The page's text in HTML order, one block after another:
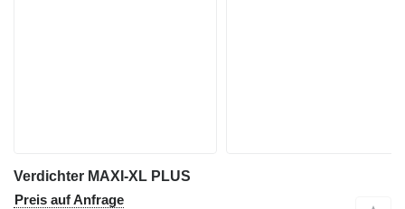
Verdichter MAXI-XL PLUS
Preis auf Anfrage